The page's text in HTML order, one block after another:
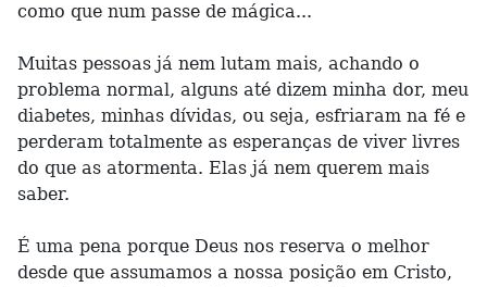
como que num passe de mágica...
Muitas pessoas já nem lutam mais, achando o
problema normal, alguns até dizem minha dor, meu
diabetes, minhas dívidas, ou seja, esfriaram na fé e
perderam totalmente as esperanças de viver livres
do que as atormenta. Elas já nem querem mais
saber.
É uma pena porque Deus nos reserva o melhor
desde que assumamos a nossa posição em Cristo,